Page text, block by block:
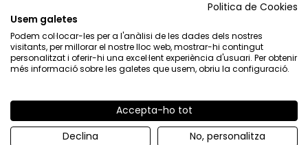
Aviso Legal Política de privacidad | Política de cookies
Politica de Cookies
Usem galetes
Podem col·locar-les per a l'anàlisi de les dades dels nostres
visitants, per millorar el nostre lloc web, mostrar-hi contingut
personalitzat i oferir-hi una excel·lent experiència d'usuari. Per obtenir
més informació sobre les galetes que usem, obriu la configuració.
Accepta-ho tot
Declina
No, personalitza